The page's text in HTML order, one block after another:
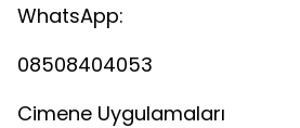
WhatsApp:
08508404053
Cimene Uygulamaları